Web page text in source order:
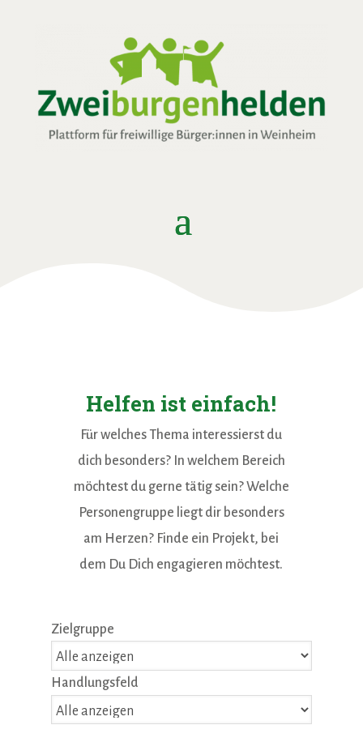
Helfen ist einfach!
Für welches Thema interessierst du
dich besonders? In welchem Bereich
möchtest du gerne tätig sein? Welche
Personengruppe liegt dir besonders
am Herzen? Finde ein Projekt, bei
dem Du Dich engagieren möchtest.
Zielgruppe
Handlungsfeld